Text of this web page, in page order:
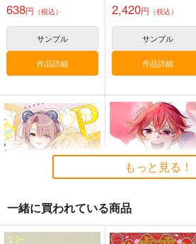
Fresh＆Smooth
ロイヤルマウンテン
770円（税込）
青山 澄香
白峰 莉花
メレ・レタナグア
サンプル
カート
FETISH ACADEMY
ロイヤルマウンテン
770円（税込）
青山 澄香
白峰 莉花
メレ・レタナグア
サンプル
カート
638円 （税込）
サンプル
作品詳細
2,420円 （税込）
サンプル
作品詳細
もっと見る！
一緒に買われている商品